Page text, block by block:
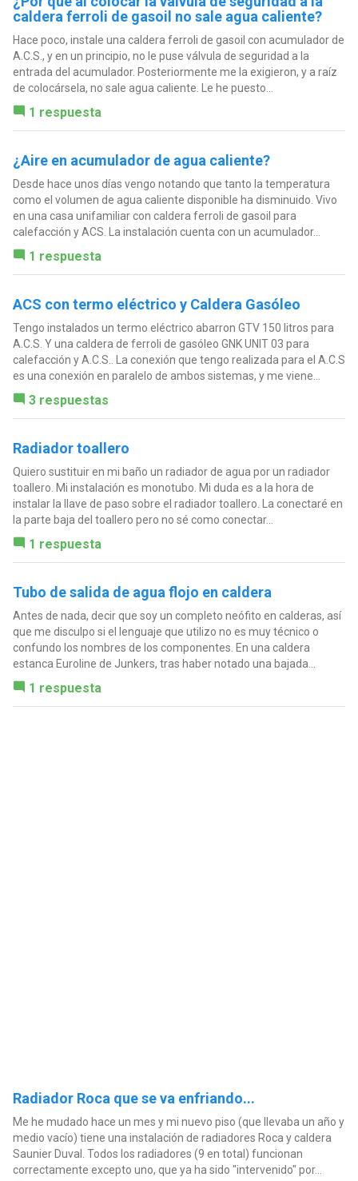
caldera ferroli de gasoil no sale agua caliente?
Hace poco, instale una caldera ferroli de gasoil con acumulador de
A.C.S., y en un principio, no le puse válvula de seguridad a la
entrada del acumulador. Posteriormente me la exigieron, y a raíz
de colocársela, no sale agua caliente. Le he puesto...
1 respuesta
¿Aire en acumulador de agua caliente?
Desde hace unos días vengo notando que tanto la temperatura
como el volumen de agua caliente disponible ha disminuido. Vivo
en una casa unifamiliar con caldera ferroli de gasoil para
calefacción y ACS. La instalación cuenta con un acumulador...
1 respuesta
ACS con termo eléctrico y Caldera Gasóleo
Tengo instalados un termo eléctrico abarron GTV 150 litros para
A.C.S. Y una caldera de ferroli de gasóleo GNK UNIT 03 para
calefacción y A.C.S.. La conexión que tengo realizada para el A.C.S
es una conexión en paralelo de ambos sistemas, y me viene...
3 respuestas
Radiador toallero
Quiero sustituir en mi baño un radiador de agua por un radiador
toallero. Mi instalación es monotubo. Mi duda es a la hora de
instalar la llave de paso sobre el radiador toallero. La conectaré en
la parte baja del toallero pero no sé como conectar...
1 respuesta
Tubo de salida de agua flojo en caldera
Antes de nada, decir que soy un completo neófito en calderas, así
que me disculpo si el lenguaje que utilizo no es muy técnico o
confundo los nombres de los componentes. En una caldera
estanca Euroline de Junkers, tras haber notado una bajada...
1 respuesta
Radiador Roca que se va enfriando...
Me he mudado hace un mes y mi nuevo piso (que llevaba un año y
medio vacío) tiene una instalación de radiadores Roca y caldera
Saunier Duval. Todos los radiadores (9 en total) funcionan
correctamente excepto uno, que ya ha sido "intervenido" por...